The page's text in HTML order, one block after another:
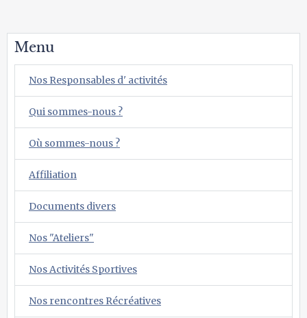
Menu
Nos Responsables d' activités
Qui sommes-nous ?
Où sommes-nous ?
Affiliation
Documents divers
Nos "Ateliers"
Nos Activités Sportives
Nos rencontres Récréatives